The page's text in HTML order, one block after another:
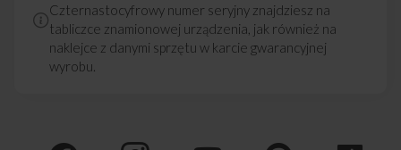
Czternastocyfrowy numer seryjny znajdziesz na
tabliczce znamionowej urządzenia, jak również na
naklejce z danymi sprzętu w karcie gwarancyjnej
wyrobu.